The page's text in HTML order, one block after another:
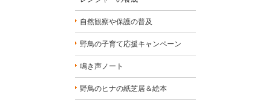
自然観察や保護の普及
野鳥の子育て応援キャンペーン
鳴き声ノート
野鳥のヒナの紙芝居＆絵本